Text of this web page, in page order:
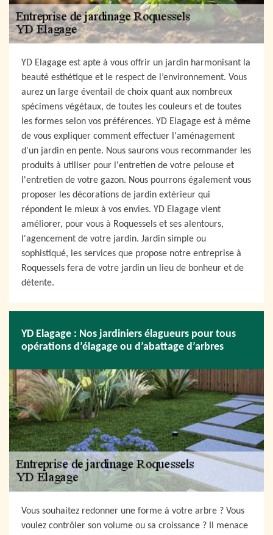
YD Elagage est apte à vous offrir un jardin harmonisant la
beauté esthétique et le respect de l’environnement. Vous
aurez un large éventail de choix quant aux nombreux
spécimens végétaux, de toutes les couleurs et de toutes
les formes selon vos préférences. YD Elagage est à même
de vous expliquer comment effectuer l'aménagement
d'un jardin en pente. Nous saurons vous recommander les
produits à utiliser pour l'entretien de votre pelouse et
l'entretien de votre gazon. Nous pourrons également vous
proposer les décorations de jardin extérieur qui
répondent le mieux à vos envies. YD Elagage vient
améliorer, pour vous à Roquessels et ses alentours,
l'agencement de votre jardin. Jardin simple ou
sophistiqué, les services que propose notre entreprise à
Roquessels fera de votre jardin un lieu de bonheur et de
détente.
YD Elagage : Nos jardiniers élagueurs pour tous
opérations d’élagage ou d’abattage d’arbres
Vous souhaitez redonner une forme à votre arbre ? Vous
voulez contrôler son volume ou sa croissance ? Il menace